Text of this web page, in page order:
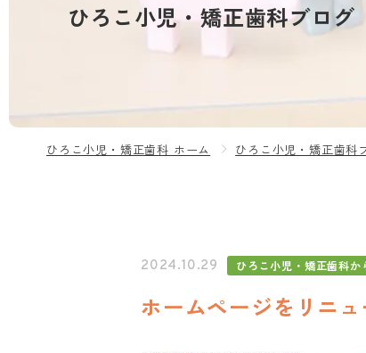
ひろこ小児・矯正歯科ブログ
ひろこ小児・矯正歯科 ホーム ひろこ小児・矯正歯科
2024.10.29 ひろこ小児・矯正歯科か
ホームページをリニュ